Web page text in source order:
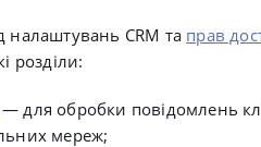
налаштувань CRM та прав
розділи:
— для обробки повідомлень
мереж;